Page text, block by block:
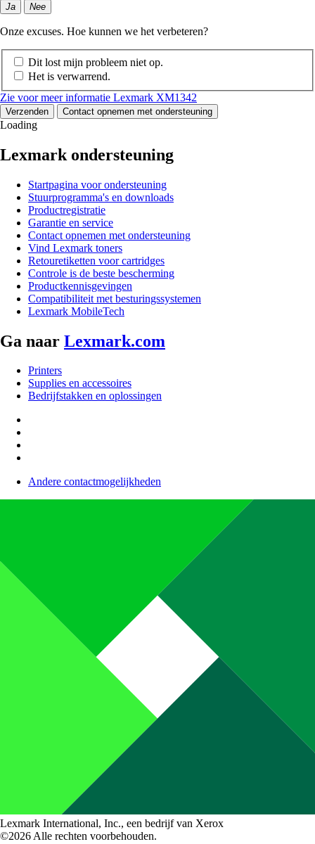
Ja Nee
Onze excuses. Hoe kunnen we het verbeteren?
Dit lost mijn probleem niet op.
Het is verwarrend.
Zie voor meer informatie Lexmark XM1342
Verzenden Contact opnemen met ondersteuning
Loading
Lexmark ondersteuning
Startpagina voor ondersteuning
Stuurprogramma's en downloads
Productregistratie
Garantie en service
Contact opnemen met ondersteuning
Vind Lexmark toners
Retouretiketten voor cartridges
Controle is de beste bescherming
Productkennisgevingen
Compatibiliteit met besturingssystemen
Lexmark MobileTech
Ga naar Lexmark.com
Printers
Supplies en accessoires
Bedrijfstakken en oplossingen
Andere contactmogelijkheden
Lexmark International, Inc., een bedrijf van Xerox
©2026 Alle rechten voorbehouden.